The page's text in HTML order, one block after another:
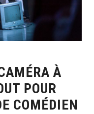
À
POUR
COMÉDIEN